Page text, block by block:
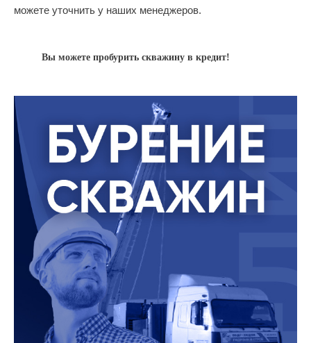
можете уточнить у наших менеджеров.
Вы можете пробурить скважину в кредит!